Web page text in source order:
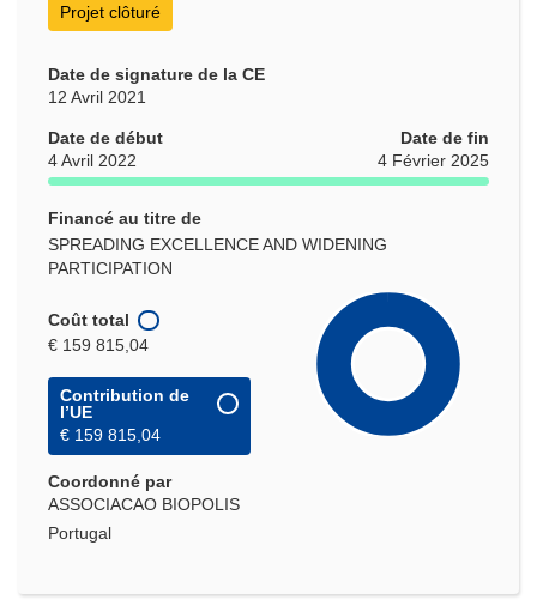
Projet clôturé
Date de signature de la CE
12 Avril 2021
Date de début
4 Avril 2022
Date de fin
4 Février 2025
Financé au titre de
SPREADING EXCELLENCE AND WIDENING
PARTICIPATION
Coût total
€ 159 815,04
Contribution de
l’UE
€ 159 815,04
Coordonné par
ASSOCIACAO BIOPOLIS
Portugal